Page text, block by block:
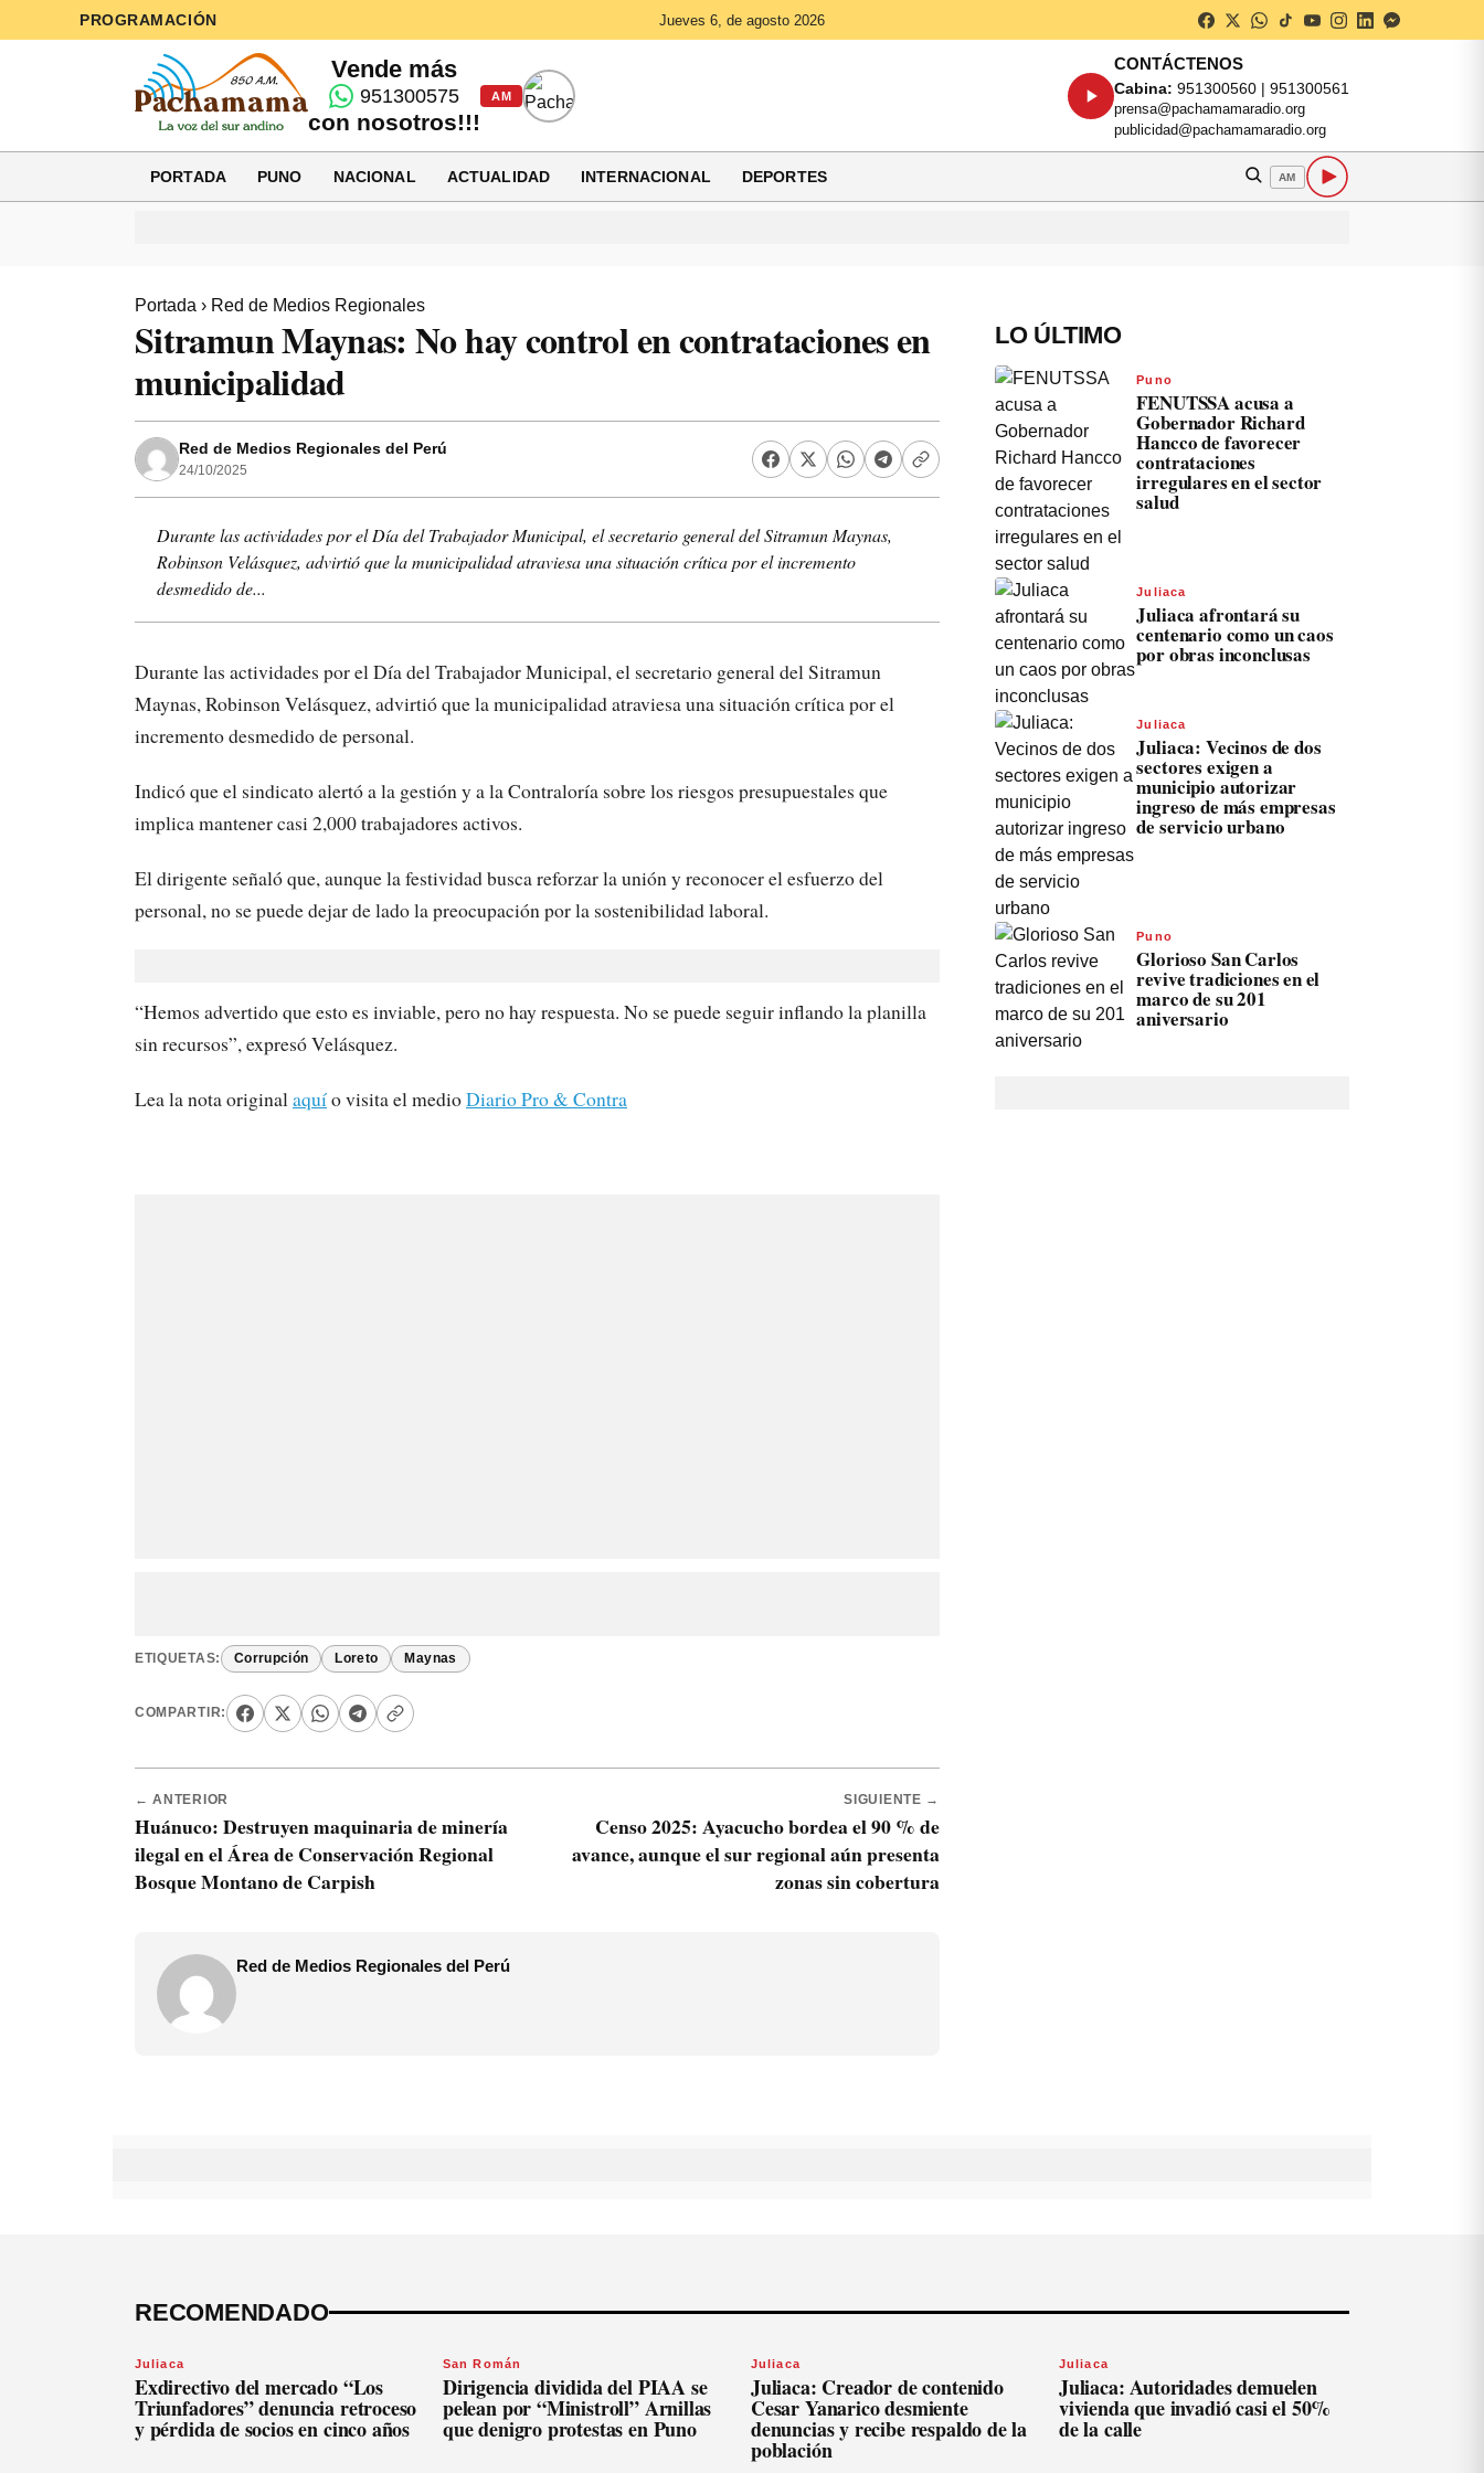
PROGRAMACIÓN Jueves 6, de agosto 2026
Vende más
951300575
con nosotros!!!
AM
CONTÁCTENOS
Cabina: 951300560 | 951300561
prensa@pachamamaradio.org
publicidad@pachamamaradio.org
PORTADA PUNO NACIONAL ACTUALIDAD INTERNACIONAL DEPORTES AM
Portada › Red de Medios Regionales
Sitramun Maynas: No hay control en contrataciones en
municipalidad
Red de Medios Regionales del Perú
24/10/2025
Durante las actividades por el Día del Trabajador Municipal, el secretario general del Sitramun Maynas,
Robinson Velásquez, advirtió que la municipalidad atraviesa una situación crítica por el incremento
desmedido de...
Durante las actividades por el Día del Trabajador Municipal, el secretario general del Sitramun
Maynas, Robinson Velásquez, advirtió que la municipalidad atraviesa una situación crítica por el
incremento desmedido de personal.
Indicó que el sindicato alertó a la gestión y a la Contraloría sobre los riesgos presupuestales que
implica mantener casi 2,000 trabajadores activos.
El dirigente señaló que, aunque la festividad busca reforzar la unión y reconocer el esfuerzo del
personal, no se puede dejar de lado la preocupación por la sostenibilidad laboral.
“Hemos advertido que esto es inviable, pero no hay respuesta. No se puede seguir inflando la planilla
sin recursos”, expresó Velásquez.
Lea la nota originalaquío visita el medioDiario Pro & Contra
ETIQUETAS: Corrupción Loreto Maynas
COMPARTIR:
← ANTERIOR
Huánuco: Destruyen maquinaria de minería
ilegal en el Área de Conservación Regional
Bosque Montano de Carpish
SIGUIENTE →
Censo 2025: Ayacucho bordea el 90 % de
avance, aunque el sur regional aún presenta
zonas sin cobertura
Red de Medios Regionales del Perú
LO ÚLTIMO
Puno
FENUTSSA acusa a
Gobernador Richard
Hancco de favorecer
contrataciones
irregulares en el sector
salud
Juliaca
Juliaca afrontará su
centenario como un caos
por obras inconclusas
Juliaca
Juliaca: Vecinos de dos
sectores exigen a
municipio autorizar
ingreso de más empresas
de servicio urbano
Puno
Glorioso San Carlos
revive tradiciones en el
marco de su 201
aniversario
RECOMENDADO
Juliaca
Exdirectivo del mercado “Los
Triunfadores” denuncia retroceso
y pérdida de socios en cinco años
San Román
Dirigencia dividida del PIAA se
pelean por “Ministroll” Arnillas
que denigro protestas en Puno
Juliaca
Juliaca: Creador de contenido
Cesar Yanarico desmiente
denuncias y recibe respaldo de la
población
Juliaca
Juliaca: Autoridades demuelen
vivienda que invadió casi el 50%
de la calle